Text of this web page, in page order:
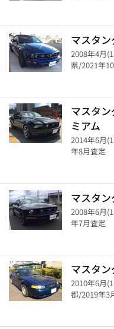
マスタ
2008年4月
県/2021年
マスタ
ミアム
2014年6月
年8月査定
マスタ
2008年6月
年7月査定
マスタ
2010年6月
都/2019年3